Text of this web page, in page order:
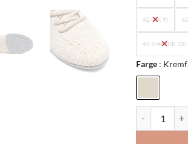
42 (UK 9)
45,5/46 (UK 12)
Farge